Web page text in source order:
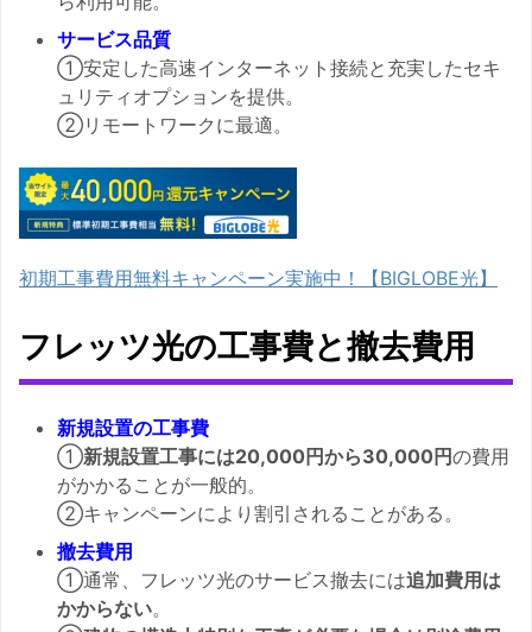
サービス品質
①安定した高速インターネット接続と充実したセキ
ュリティオプションを提供。
②リモートワークに最適。
初期工事費用無料キャンペーン実施中！【BIGLOBE光】
フレッツ光の工事費と撤去費用
新規設置の工事費
①新規設置工事には20,000円から30,000円の費用
がかかることが一般的。
②キャンペーンにより割引されることがある。
撤去費用
①通常、フレッツ光のサービス撤去には追加費用は
かからない。